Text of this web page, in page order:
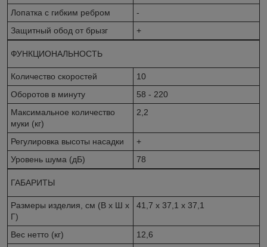
Лопатка с гибким ребром
-
Защитный обод от брызг
+
ФУНКЦИОНАЛЬНОСТЬ
Количество скоростей
10
Оборотов в минуту
58 - 220
Максимальное количество
муки (кг)
2,2
Регулировка высоты насадки
+
Уровень шума (дБ)
78
ГАБАРИТЫ
Размеры изделия, см (В х Ш х
Г)
41,7 х 37,1 х 37,1
Вес нетто (кг) 12,6